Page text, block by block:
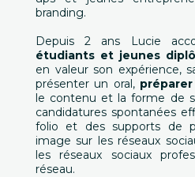
branding.
Depuis 2 ans Lucie
étudiants et jeunes
en valeur son expérience,
présenter un oral,
le contenu et la forme de
candidatures spontanées
folio et des supports de
image sur les réseaux
les réseaux sociaux
réseau.